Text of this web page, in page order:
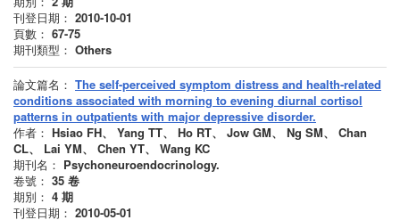
刊登日期： 2010-10-01
頁數： 67-75
期刊類型： Others
論文篇名： The self-perceived symptom distress and health-related
conditions associated with morning to evening diurnal cortisol
patterns in outpatients with major depressive disorder.
作者： Hsiao FH、 Yang TT、 Ho RT、 Jow GM、 Ng SM、 Chan
CL、 Lai YM、 Chen YT、 Wang KC
期刊名： Psychoneuroendocrinology.
卷號： 35 卷
期別： 4 期
刊登日期： 2010-05-01